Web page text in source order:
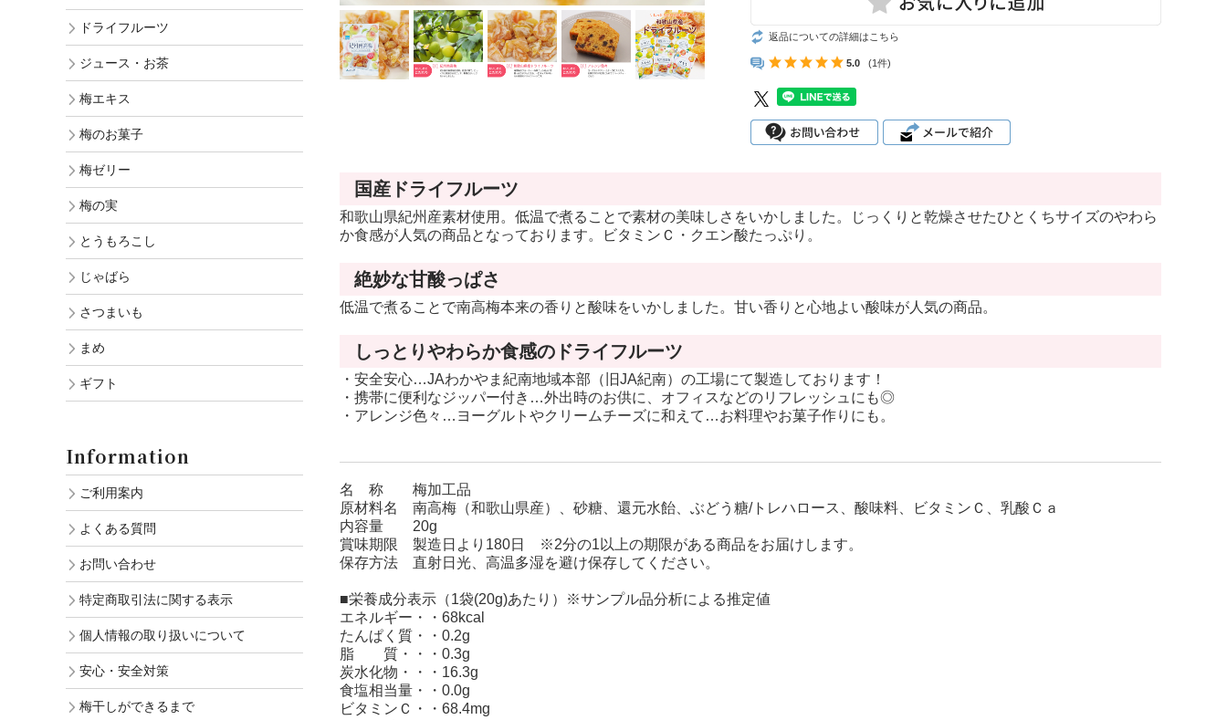
お買得梅干し はるみ
葉付きポンカン
木熟清見オレン
ダリン)
木熟301デコポ
ン
ねり梅(梅肉)
とうもろこし
返品についての詳細はこちら
5.0 (1件)
国産ドライフルーツ
和歌山県紀州産素材使用。低温で煮ることで素材の美味しさをいかしました。じっくりと乾燥させたひとくちサイズのやわら
か食感が人気の商品となっております。ビタミンＣ・クエン酸たっぷり。
絶妙な甘酸っぱさ
低温で煮ることで南高梅本来の香りと酸味をいかしました。甘い香りと心地よい酸味が人気の商品。
しっとりやわらか食感のドライフルーツ
・安全安心…JAわかやま紀南地域本部（旧JA紀南）の工場にて製造しております！
・携帯に便利なジッパー付き…外出時のお供に、オフィスなどのリフレッシュにも◎
・アレンジ色々…ヨーグルトやクリームチーズに和えて…お料理やお菓子作りにも。
名 称 梅加工品
原材料名 南高梅（和歌山県産）、砂糖、還元水飴、ぶどう糖/トレハロース、酸味料、ビタミンＣ、乳酸Ｃａ
内容量 20g
賞味期限 製造日より180日 ※2分の1以上の期限がある商品をお届けします。
保存方法 直射日光、高温多湿を避け保存してください。
■栄養成分表示（1袋(20g)あたり）※サンプル品分析による推定値
エネルギー・・68kcal
たんぱく質・・0.2g
脂 質・・・0.3g
炭水化物・・・16.3g
食塩相当量・・0.0g
ビタミンＣ・・68.4mg
ドライフルーツ
ジュース・お茶
梅エキス
梅のお菓子
梅ゼリー
梅の実
とうもろこし
じゃばら
さつまいも
まめ
ギフト
Information
ご利用案内
よくある質問
お問い合わせ
特定商取引法に関する表示
個人情報の取り扱いについて
安心・安全対策
梅干しができるまで